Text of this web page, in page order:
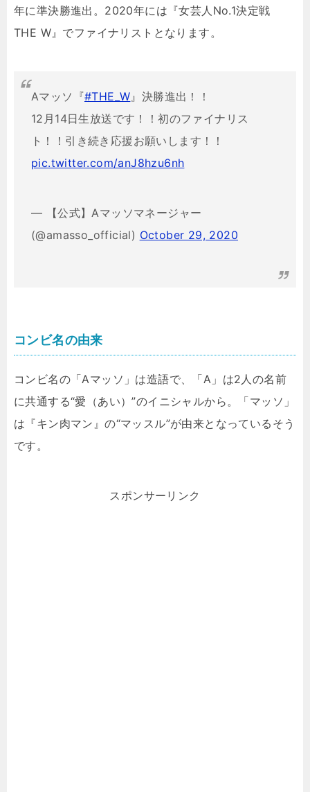
年に準決勝進出。2020年には『女芸人No.1決定戦
THE W』でファイナリストとなります。
Aマッソ『#THE_W』決勝進出！！
12月14日生放送です！！初のファイナリス
ト！！引き続き応援お願いします！！
pic.twitter.com/anJ8hzu6nh
— 【公式】Aマッソマネージャー
(@amasso_official) October 29, 2020
コンビ名の由来
コンビ名の「Aマッソ」は造語で、「A」は2人の名前
に共通する“愛（あい）”のイニシャルから。「マッソ」
は『キン肉マン』の“マッスル”が由来となっているそう
です。
スポンサーリンク